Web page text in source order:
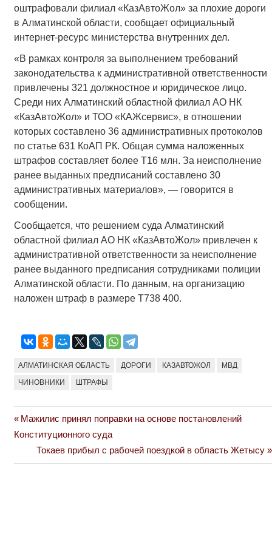
оштрафовали филиал «КазАвтоЖол» за плохие дороги
в Алматинской области, сообщает официальный
интернет-ресурс министерства внутренних дел.
«В рамках контроля за выполнением требований
законодательства к административной ответственности
привлечены 321 должностное и юридическое лицо.
Среди них Алматинский областной филиал АО НК
«КазАвтоЖол» и ТОО «КАЖсервис», в отношении
которых составлено 36 административных протоколов
по статье 631 КоАП РК. Общая сумма наложенных
штрафов составляет более Т16 млн. За неисполнение
ранее выданных предписаний составлено 30
административных материалов», — говорится в
сообщении.
Сообщается, что решением суда Алматинский
областной филиал АО НК «КазАвтоЖол» привлечен к
административной ответственности за неисполнение
ранее выданного предписания сотрудниками полиции
Алматинской области. По данным, на организацию
наложен штраф в размере Т738 400.
АЛМАТИНСКАЯ ОБЛАСТЬ ДОРОГИ КАЗАВТОЖОЛ МВД
ЧИНОВНИКИ ШТРАФЫ
Навигация
Previous
Post:
Мажилис принял поправки на основе постановлений
Конституционного суда
Next
Post:
Токаев прибыл с рабочей поездкой в область Жетысу